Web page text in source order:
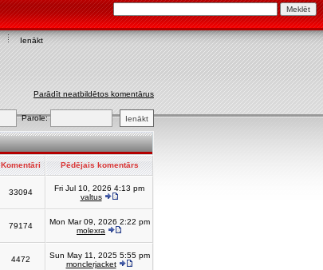
Ienākt
Parādīt neatbildētos komentārus
Parole:
Komentāri Pēdējais komentārs
33094
Fri Jul 10, 2026 4:13 pm
valtus
79174
Mon Mar 09, 2026 2:22 pm
molexra
4472
Sun May 11, 2025 5:55 pm
monclerjacket